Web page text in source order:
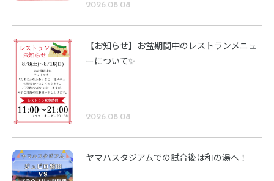
2026.08.08
【お知らせ】お盆期間中のレストランメニュ
ーについて✨
2026.08.08
ヤマハスタジアムでの試合後は和の湯へ！